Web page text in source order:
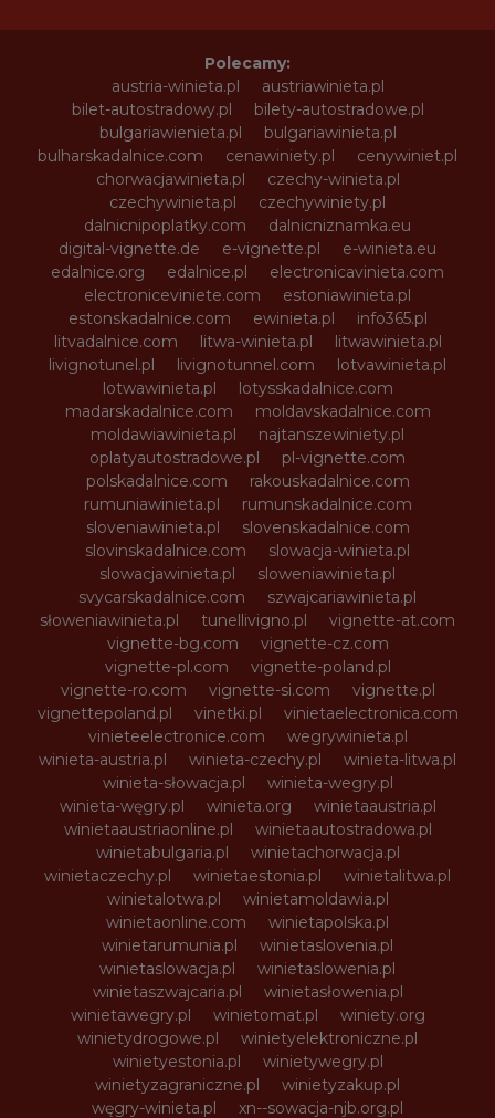
Polecamy:
austria-winieta.pl
austriawinieta.pl
bilet-autostradowy.pl
bilety-autostradowe.pl
bulgariawienieta.pl
bulgariawinieta.pl
bulharskadalnice.com
cenawiniety.pl
cenywiniet.pl
chorwacjawinieta.pl
czechy-winieta.pl
czechywinieta.pl
czechywiniety.pl
dalnicnipoplatky.com
dalnicniznamka.eu
digital-vignette.de
e-vignette.pl
e-winieta.eu
edalnice.org
edalnice.pl
electronicavinieta.com
electroniceviniete.com
estoniawinieta.pl
estonskadalnice.com
ewinieta.pl
info365.pl
litvadalnice.com
litwa-winieta.pl
litwawinieta.pl
livignotunel.pl
livignotunnel.com
lotvawinieta.pl
lotwawinieta.pl
lotysskadalnice.com
madarskadalnice.com
moldavskadalnice.com
moldawiawinieta.pl
najtanszewiniety.pl
oplatyautostradowe.pl
pl-vignette.com
polskadalnice.com
rakouskadalnice.com
rumuniawinieta.pl
rumunskadalnice.com
sloveniawinieta.pl
slovenskadalnice.com
slovinskadalnice.com
slowacja-winieta.pl
slowacjawinieta.pl
sloweniawinieta.pl
svycarskadalnice.com
szwajcariawinieta.pl
słoweniawinieta.pl
tunellivigno.pl
vignette-at.com
vignette-bg.com
vignette-cz.com
vignette-pl.com
vignette-poland.pl
vignette-ro.com
vignette-si.com
vignette.pl
vignettepoland.pl
vinetki.pl
vinietaelectronica.com
vinieteelectronice.com
wegrywinieta.pl
winieta-austria.pl
winieta-czechy.pl
winieta-litwa.pl
winieta-słowacja.pl
winieta-wegry.pl
winieta-węgry.pl
winieta.org
winietaaustria.pl
winietaaustriaonline.pl
winietaautostradowa.pl
winietabulgaria.pl
winietachorwacja.pl
winietaczechy.pl
winietaestonia.pl
winietalitwa.pl
winietalotwa.pl
winietamoldawia.pl
winietaonline.com
winietapolska.pl
winietarumunia.pl
winietaslovenia.pl
winietaslowacja.pl
winietaslowenia.pl
winietaszwajcaria.pl
winietasłowenia.pl
winietawegry.pl
winietomat.pl
winiety.org
winietydrogowe.pl
winietyelektroniczne.pl
winietyestonia.pl
winietywegry.pl
winietyzagraniczne.pl
winietyzakup.pl
węgry-winieta.pl
xn--sowacja-njb.org.pl